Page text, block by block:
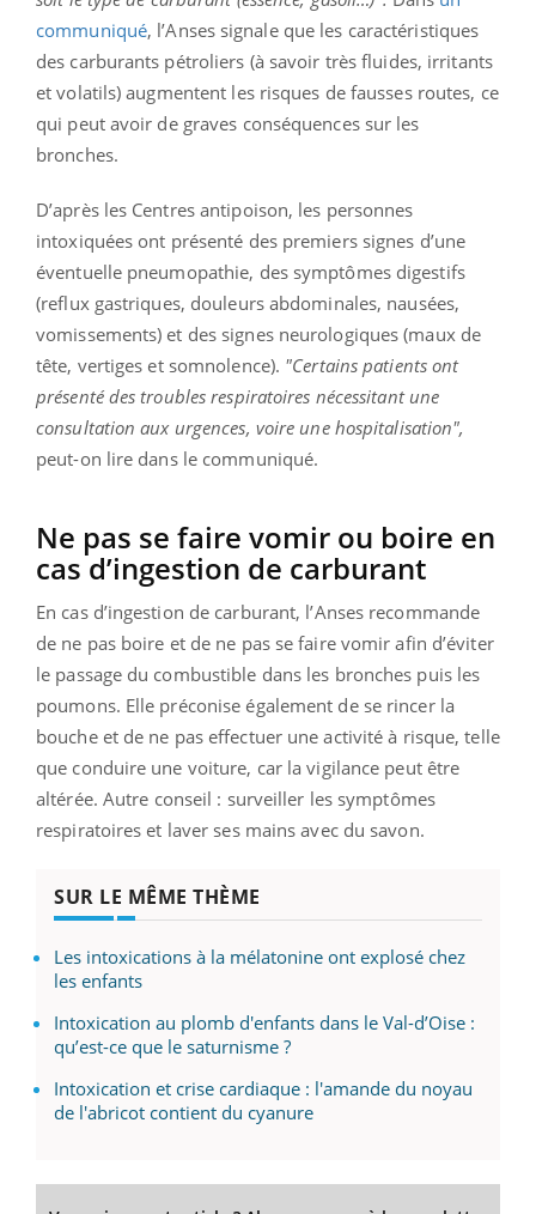
communiqué, l’Anses signale que les caractéristiques
des carburants pétroliers (à savoir très fluides, irritants
et volatils) augmentent les risques de fausses routes, ce
qui peut avoir de graves conséquences sur les
bronches.
D’après les Centres antipoison, les personnes
intoxiquées ont présenté des premiers signes d’une
éventuelle pneumopathie, des symptômes digestifs
(reflux gastriques, douleurs abdominales, nausées,
vomissements) et des signes neurologiques (maux de
tête, vertiges et somnolence). "Certains patients ont
présenté des troubles respiratoires nécessitant une
consultation aux urgences, voire une hospitalisation",
peut-on lire dans le communiqué.
Ne pas se faire vomir ou boire en
cas d’ingestion de carburant
En cas d’ingestion de carburant, l’Anses recommande
de ne pas boire et de ne pas se faire vomir afin d’éviter
le passage du combustible dans les bronches puis les
poumons. Elle préconise également de se rincer la
bouche et de ne pas effectuer une activité à risque, telle
que conduire une voiture, car la vigilance peut être
altérée. Autre conseil : surveiller les symptômes
respiratoires et laver ses mains avec du savon.
SUR LE MÊME THÈME
Les intoxications à la mélatonine ont explosé chez
les enfants
Intoxication au plomb d'enfants dans le Val-d’Oise :
qu’est-ce que le saturnisme ?
Intoxication et crise cardiaque : l'amande du noyau
de l'abricot contient du cyanure